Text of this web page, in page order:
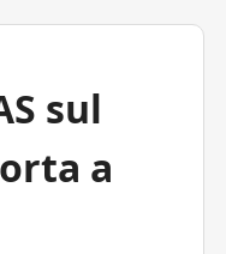
sul
a